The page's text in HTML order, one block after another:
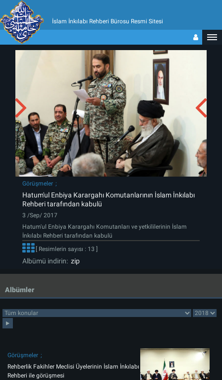
İslam İnkılabı Rehberi Bürosu Resmi Sitesi
Görüşmeler
Hatum'ul Enbiya Karargahı Komutanlarının İslam İnkılabı
Rehberi tarafından kabulü
3 /Sep/ 2017
Hatum'ul Enbiya Karargahı Komutanları ve yetkililerinin İslam
İnkılabı Rehberi tarafından kabulü
[ Resimlerin sayısı : 13 ]
Albümü indirin: zip
Albümler
Görüşmeler
Rehberlik Fakihler Meclisi Üyelerinin İslam İnkılabı
Rehberi ile görüşmesi